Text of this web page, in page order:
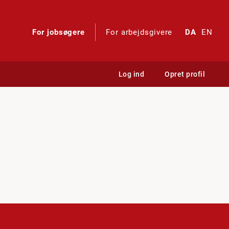
For jobsøgere For arbejdsgivere DA EN
Log ind Opret profil